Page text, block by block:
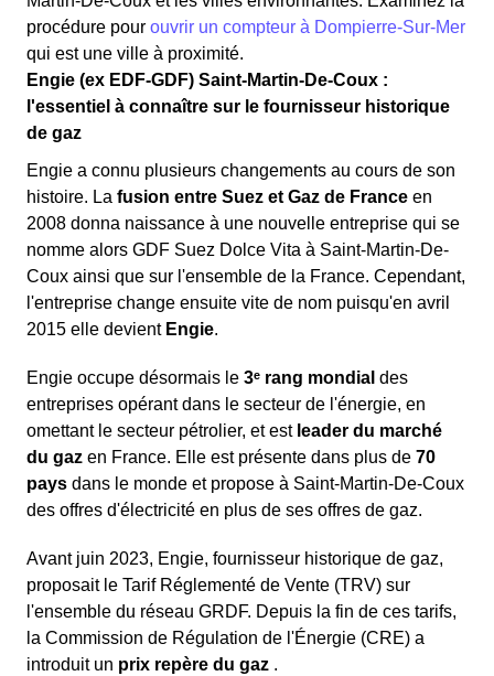
procédure pour ouvrir un compteur à Dompierre-Sur-Mer
qui est une ville à proximité.
Engie (ex EDF-GDF) Saint-Martin-De-Coux :
l'essentiel à connaître sur le fournisseur historique
de gaz
Engie a connu plusieurs changements au cours de son
histoire. La fusion entre Suez et Gaz de France en
2008 donna naissance à une nouvelle entreprise qui se
nomme alors GDF Suez Dolce Vita à Saint-Martin-De-
Coux ainsi que sur l'ensemble de la France. Cependant,
l'entreprise change ensuite vite de nom puisqu'en avril
2015 elle devient Engie.
Engie occupe désormais le 3ᵉ rang mondial des
entreprises opérant dans le secteur de l'énergie, en
omettant le secteur pétrolier, et est leader du marché
du gaz en France. Elle est présente dans plus de 70
pays dans le monde et propose à Saint-Martin-De-Coux
des offres d'électricité en plus de ses offres de gaz.
Avant juin 2023, Engie, fournisseur historique de gaz,
proposait le Tarif Réglementé de Vente (TRV) sur
l'ensemble du réseau GRDF. Depuis la fin de ces tarifs,
la Commission de Régulation de l'Énergie (CRE) a
introduit un prix repère du gaz .